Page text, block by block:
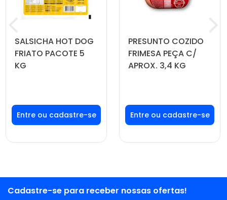
SALSICHA HOT DOG
FRIATO PACOTE 5
KG
Faça seu login ou
cadastre-se para
ver preços e
PRESUNTO COZIDO
FRIMESA PEÇA C/
APROX. 3,4 KG
Faça seu login ou
cadastre-se para
ver preços e
Cadastre-se para receber nossas ofertas!